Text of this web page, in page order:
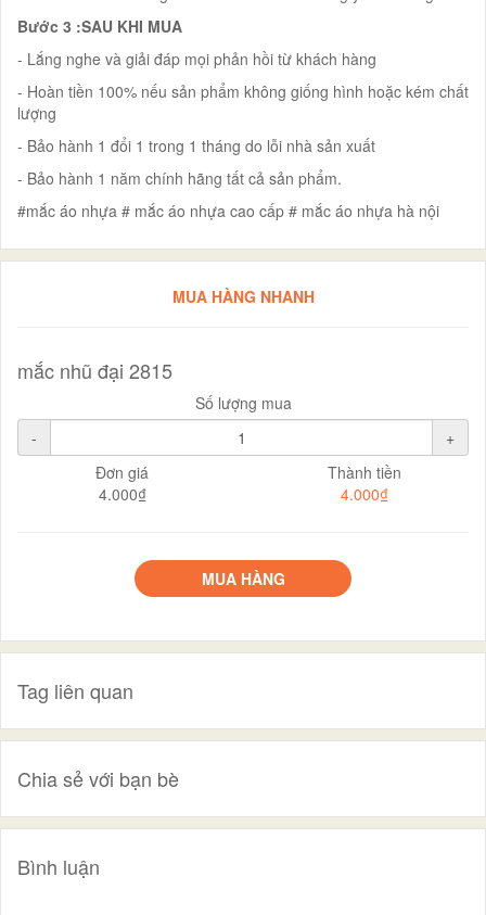
Bước 3 :SAU KHI MUA
- Lắng nghe và giải đáp mọi phản hồi từ khách hàng
- Hoàn tiền 100% nếu sản phẩm không giống hình hoặc kém chất
lượng
- Bảo hành 1 đổi 1 trong 1 tháng do lỗi nhà sản xuất
- Bảo hành 1 năm chính hãng tất cả sản phẩm.
#mắc áo nhựa # mắc áo nhựa cao cấp # mắc áo nhựa hà nội
MUA HÀNG NHANH
mắc nhũ đại 2815
Số lượng mua
-
+
Đơn giá
4.000₫
Thành tiền
4.000₫
MUA HÀNG
Tag liên quan
Chia sẻ với bạn bè
Bình luận